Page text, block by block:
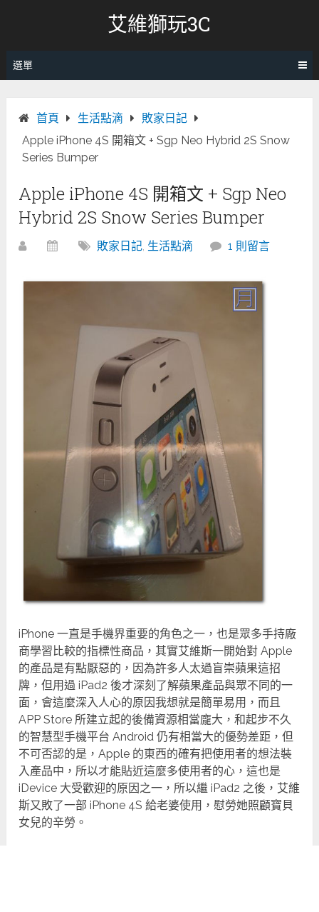
艾維獅玩3C
選單
首頁 生活點滴
敗家日記
Apple iPhone 4S 開箱文 + Sgp Neo Hybrid 2S Snow
Series Bumper
Apple iPhone 4S 開箱文 + Sgp Neo
Hybrid 2S Snow Series Bumper
敗家日記, 生活點滴 1 則留言
iPhone 一直是手機界重要的角色之一，也是眾多手持廠
商學習比較的指標性商品，其實艾維斯一開始對 Apple
的產品是有點厭惡的，因為許多人太過盲崇蘋果這招
牌，但用過 iPad2 後才深刻了解蘋果產品與眾不同的一
面，會這麼深入人心的原因我想就是簡單易用，而且
APP Store 所建立起的後備資源相當龐大，和起步不久
的智慧型手機平台 Android 仍有相當大的優勢差距，但
不可否認的是，Apple 的東西的確有把使用者的想法裝
入產品中，所以才能貼近這麼多使用者的心，這也是
iDevice 大受歡迎的原因之一，所以繼 iPad2 之後，艾維
斯又敗了一部 iPhone 4S 給老婆使用，慰勞她照顧寶貝
女兒的辛勞。